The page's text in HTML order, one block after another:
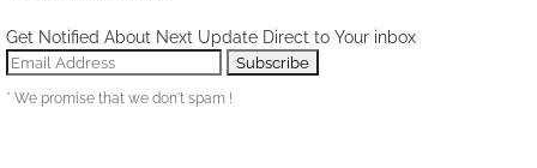
Get Notified About Next Update Direct to Your inbox
* We promise that we don't spam !